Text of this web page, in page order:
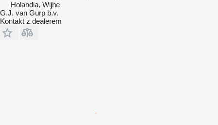
Holandia, Wijhe
G.J. van Gurp b.v.
Kontakt z dealerem